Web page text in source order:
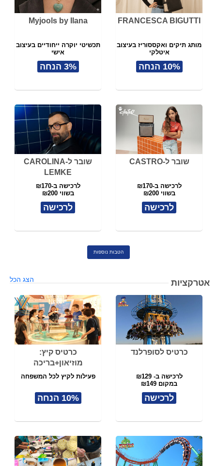
FRANCESCA BIGUTTI
מותג תיקים ואקססוריז בעיצוב
איטלקי
10% הנחה
Myjools by Ilana
תכשיטי יוקרה ייחודיים בעיצוב
אישי
3% הנחה
שובר ל-CASTRO
לרכישה ב-₪170
בשווי ₪200
לרכישה
שובר ל-CAROLINA
LEMKE
לרכישה ב-₪170
בשווי ₪200
לרכישה
הטבות נוספות
אטרקציות הצג הכל
כרטיס לסופרלנד
לרכישה ב- ₪129
במקום ₪149
לרכישה
כרטיס קיץ:
מוזיאון+בריכה
פעילות לקיץ לכל המשפחה
10% הנחה